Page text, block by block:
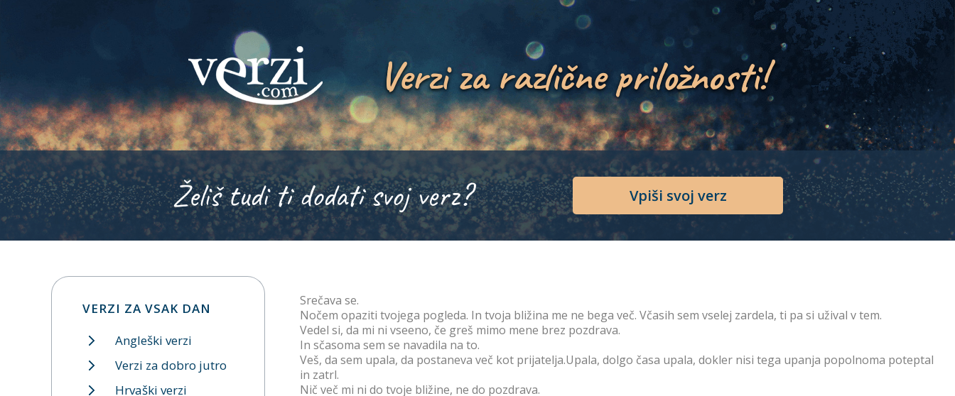
Verzi za različne priložnosti!
Želiš tudi ti dodati svoj verz? Vpiši svoj verz
Srečava se.
Nočem opaziti tvojega pogleda. In tvoja bližina me ne bega več. Včasih sem vselej zardela, ti pa si užival v tem.
Vedel si, da mi ni vseeno, če greš mimo mene brez pozdrava.
In sčasoma sem se navadila na to.
Veš, da sem upala, da postaneva več kot prijatelja.Upala, dolgo časa upala, dokler nisi tega upanja popolnoma poteptal
in zatrl.
Nič več mi ni do tvoje bližine, ne do pozdrava.
VERZI ZA VSAK DAN
Angleški verzi
Verzi za dobro jutro
Hrvaški verzi